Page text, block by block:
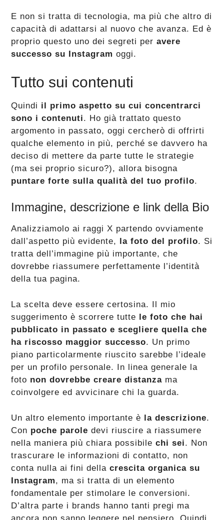
E non si tratta di tecnologia, ma più che altro di
capacità di adattarsi al nuovo che avanza. Ed è
proprio questo uno dei segreti peravere
successo su Instagram oggi.
Tutto sui contenuti
Quindi il primo aspetto su cui concentrarci
sono i contenuti. Ho già trattato questo
argomento in passato, oggi cercherò di offrirti
qualche elemento in più, perché se davvero ha
deciso di mettere da parte tutte le strategie
(ma sei proprio sicuro?), allora bisogna
puntare forte sulla qualità del tuo profilo.
Immagine, descrizione e link della Bio
Analizziamolo ai raggi X partendo ovviamente
dall’aspetto più evidente, la foto del profilo. Si
tratta dell’immagine più importante, che
dovrebbe riassumere perfettamente l’identità
della tua pagina.
La scelta deve essere certosina. Il mio
suggerimento è scorrere tutte le foto che hai
pubblicato in passato e scegliere quella che
ha riscosso maggior successo. Un primo
piano particolarmente riuscito sarebbe l’ideale
per un profilo personale. In linea generale la
foto non dovrebbe creare distanza ma
coinvolgere ed avvicinare chi la guarda.
Un altro elemento importante è la descrizione.
Con poche parole devi riuscire a riassumere
nella maniera più chiara possibilechi sei. Non
trascurare le informazioni di contatto, non
conta nulla ai fini dellacrescita organica su
Instagram, ma si tratta di un elemento
fondamentale per stimolare le conversioni.
D’altra parte i brands hanno tanti pregi ma
ancora non sanno leggere nel pensiero. Quindi